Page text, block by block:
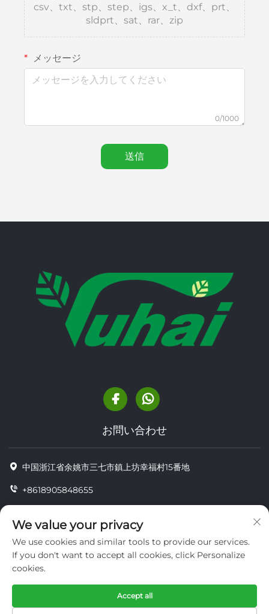
csv、txt、stp、step、igs、x_t、dxf、prt、
sldprt、sat、rar、zip
メッセージ
0/1000
送信
お問い合わせ
中国浙江省余姚市三七市鎮上坊幸福村15番地
+8618905848655
[email protected]
プライバシー
We value your privacy
We use cookies and similar tools to provide our services.
If you don't want to accept all cookies, click Personalize
cookies.
Accept all